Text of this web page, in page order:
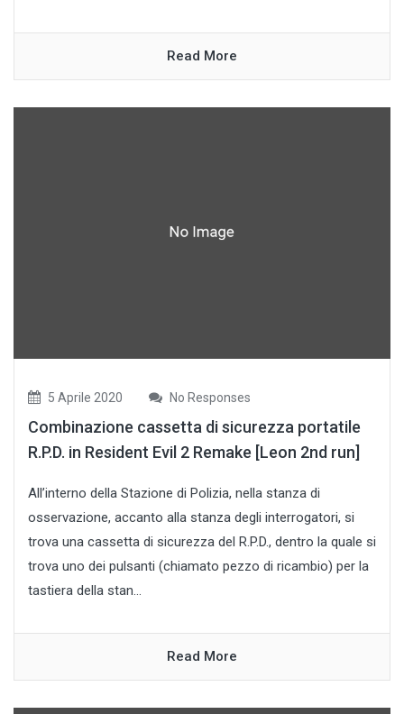
Read More
5 Aprile 2020 No Responses
Combinazione cassetta di sicurezza portatile
R.P.D. in Resident Evil 2 Remake [Leon 2nd run]
All’interno della Stazione di Polizia, nella stanza di
osservazione, accanto alla stanza degli interrogatori, si
trova una cassetta di sicurezza del R.P.D., dentro la quale si
trova uno dei pulsanti (chiamato pezzo di ricambio) per la
tastiera della stan...
Read More